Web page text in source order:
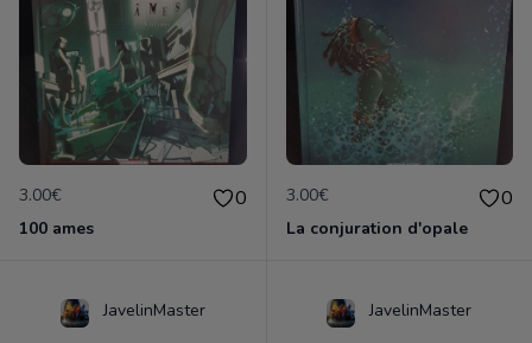
3.00€ 0
100 ames
3.00€ 0
La conjuration d'opale
JavelinMaster JavelinMaster